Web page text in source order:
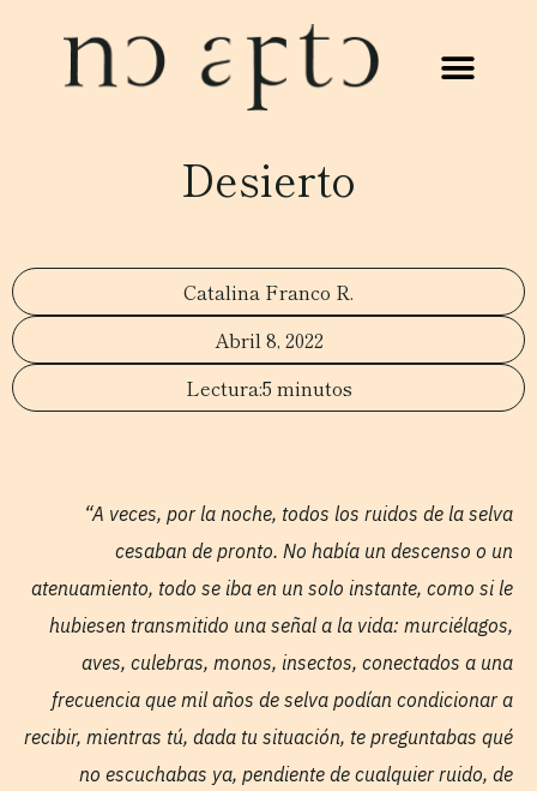
Desierto
Catalina Franco R.
Abril 8, 2022
5 minutos
“A veces, por la noche, todos los ruidos de la selva
cesaban de pronto. No había un descenso o un
atenuamiento, todo se iba en un solo instante, como si le
hubiesen transmitido una señal a la vida: murciélagos,
aves, culebras, monos, insectos, conectados a una
frecuencia que mil años de selva podían condicionar a
recibir, mientras tú, dada tu situación, te preguntabas qué
no escuchabas ya, pendiente de cualquier ruido, de